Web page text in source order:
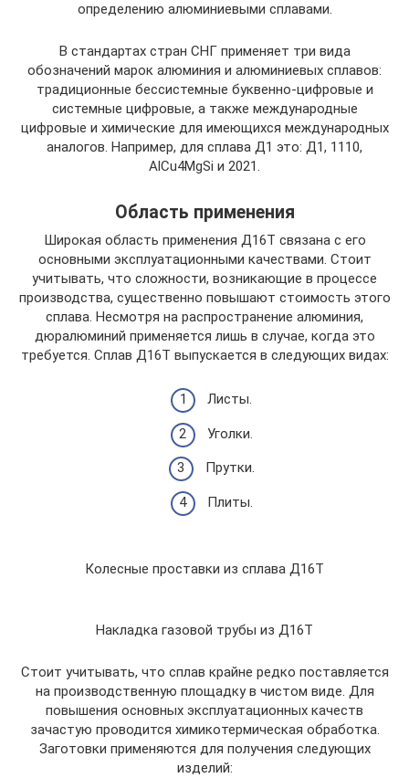
определению алюминиевыми сплавами.
В стандартах стран СНГ применяет три вида
обозначений марок алюминия и алюминиевых сплавов:
традиционные бессистемные буквенно-цифровые и
системные цифровые, а также международные
цифровые и химические для имеющихся международных
аналогов. Например, для сплава Д1 это: Д1, 1110,
AlCu4MgSi и 2021.
Область применения
Широкая область применения Д16Т связана с его
основными эксплуатационными качествами. Стоит
учитывать, что сложности, возникающие в процессе
производства, существенно повышают стоимость этого
сплава. Несмотря на распространение алюминия,
дюралюминий применяется лишь в случае, когда это
требуется. Сплав Д16Т выпускается в следующих видах:
Листы.
Уголки.
Прутки.
Плиты.
Колесные проставки из сплава Д16Т
Накладка газовой трубы из Д16Т
Стоит учитывать, что сплав крайне редко поставляется
на производственную площадку в чистом виде. Для
повышения основных эксплуатационных качеств
зачастую проводится химикотермическая обработка.
Заготовки применяются для получения следующих
изделий: